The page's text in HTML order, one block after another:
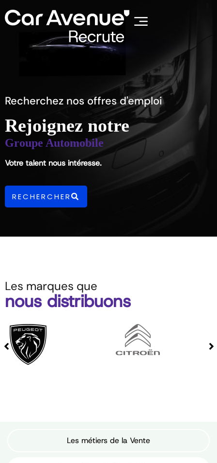
Recherchez nos offres d'emploi
Rejoignez notre
Groupe Automobile
Votre talent nous intéresse.
RECHERCHER
Les marques que
nous distribuons
Les métiers de la Vente